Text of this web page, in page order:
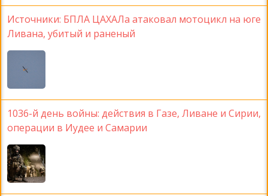
Источники: БПЛА ЦАХАЛа атаковал мотоцикл на юге
Ливана, убитый и раненый
1036-й день войны: действия в Газе, Ливане и Сирии,
операции в Иудее и Самарии